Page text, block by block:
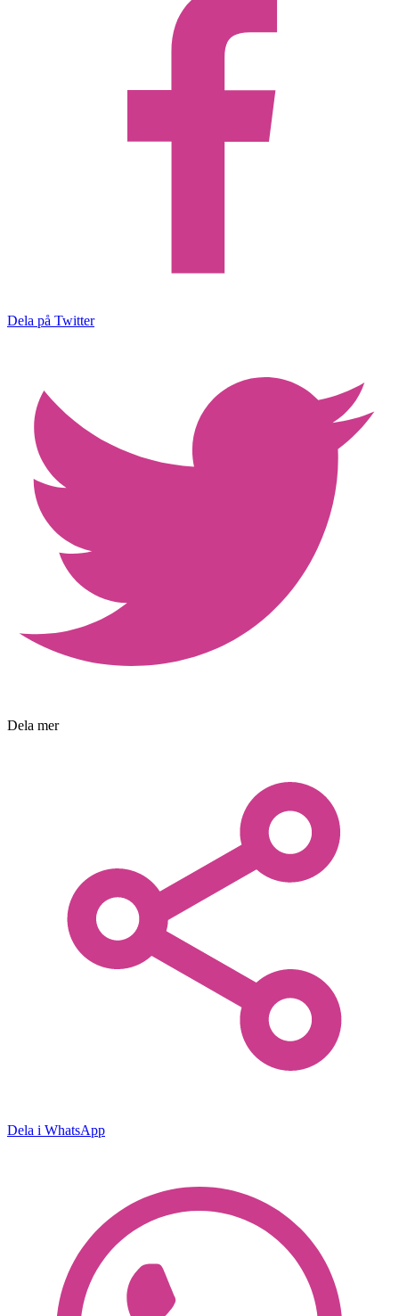
Dela på Twitter
Dela mer
Dela i WhatsApp